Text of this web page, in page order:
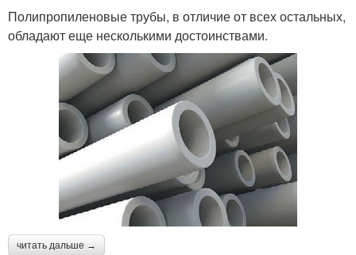
Полипропиленовые трубы, в отличие от всех остальных,
обладают еще несколькими достоинствами.
читать дальше →